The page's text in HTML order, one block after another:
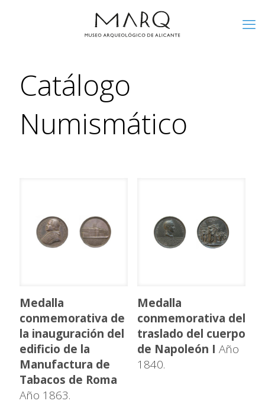
Catálogo
Numismático
Medalla
conmemorativa de
la inauguración del
edificio de la
Manufactura de
Tabacos de Roma
Año 1863.
Medalla
conmemorativa del
traslado del cuerpo
de Napoleón I Año
1840.